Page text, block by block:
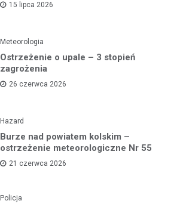
15 lipca 2026
Meteorologia
Ostrzeżenie o upale – 3 stopień
zagrożenia
26 czerwca 2026
Hazard
Burze nad powiatem kolskim –
ostrzeżenie meteorologiczne Nr 55
21 czerwca 2026
Policja